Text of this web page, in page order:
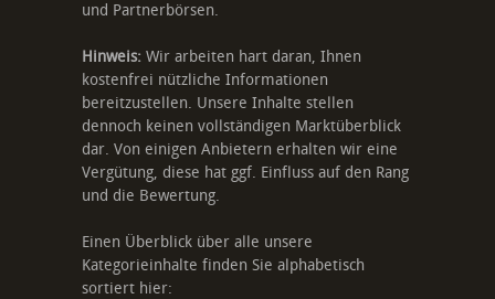
und Partnerbörsen.
Hinweis: Wir arbeiten hart daran, Ihnen
kostenfrei nützliche Informationen
bereitzustellen. Unsere Inhalte stellen
dennoch keinen vollständigen Marktüberblick
dar. Von einigen Anbietern erhalten wir eine
Vergütung, diese hat ggf. Einfluss auf den Rang
und die Bewertung.
Einen Überblick über alle unsere
Kategorieinhalte finden Sie alphabetisch
sortiert hier: